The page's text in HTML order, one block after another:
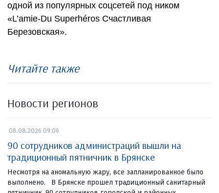
одной из популярных соцсетей под ником
«L’amie-Du Superhéros Счастливая
Березовская».
Читайте также
Новости регионов
08.08.2026 09:06
90 сотрудников администраций вышли на
традиционный пятничник в Брянске
Несмотря на аномальную жару, все запланированное было
выполнено. В Брянске прошел традиционный санитарный